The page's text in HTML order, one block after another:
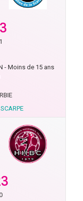
- Moins de 15 ans